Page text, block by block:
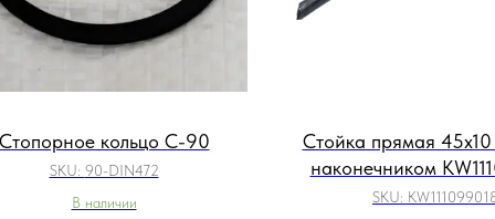
Стопорное кольцо С-90
SKU: 90-DIN472
В наличии
Стойка прямая 45х10
наконечником
SKU: